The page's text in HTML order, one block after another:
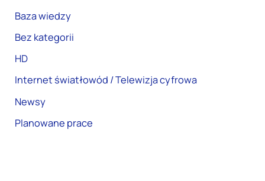
Baza wiedzy
Bez kategorii
HD
Internet światłowód / Telewizja cyfrowa
Newsy
Planowane prace